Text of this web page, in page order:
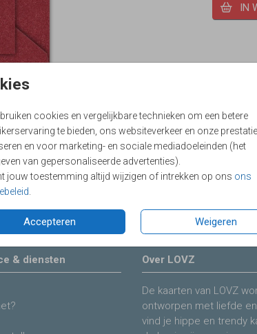
cookies en vergelijkbare technieken om een betere
te bieden, ons websiteverkeer en onze
en voor marketing- en sociale mediadoeleinden (het
van gepersonaliseerde advertenties).
jouw toestemming altijd wijzigen of intrekken op ons ons
.
Accepteren Weigeren
IN
& diensten Over LOVZ
De kaarten van LOVZ
ontworpen met liefde
vind je hippe en trendy